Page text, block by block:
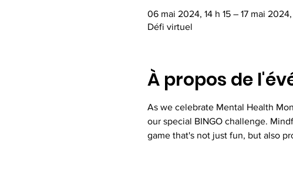
06 mai 2024, 14 h 15 – 17 mai
Défi virtuel
À propos de
As we celebrate Mental Health
our special BINGO challenge.
game that's not just fun, but also